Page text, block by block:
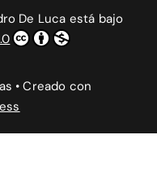
De Luca está bajo
• Creado con